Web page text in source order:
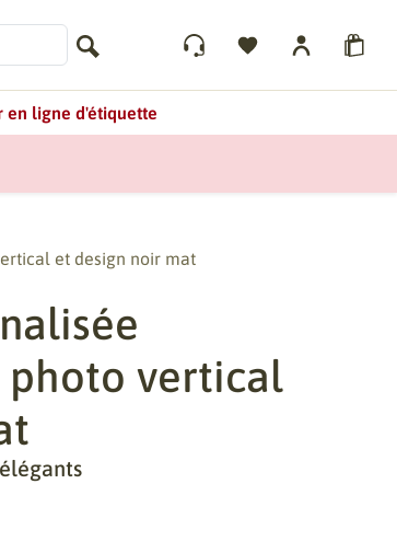
en ligne d'étiquette
et design noir mat
photo vertical